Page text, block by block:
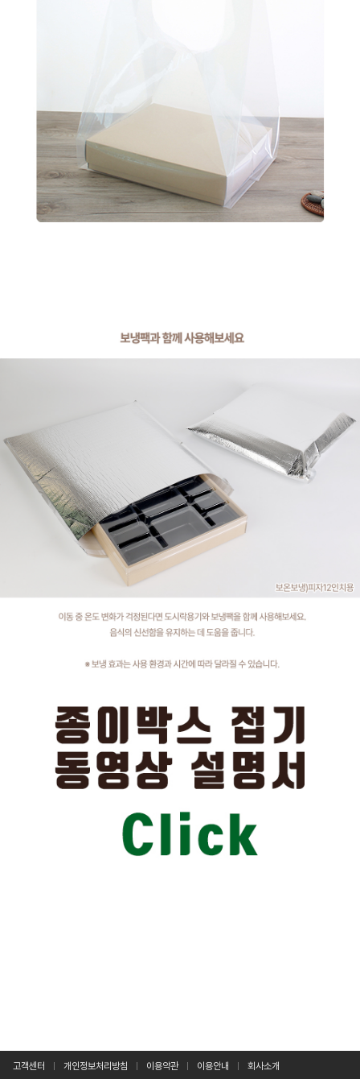
고객센터 개인정보처리방침 이용약관 이용안내 회사소개